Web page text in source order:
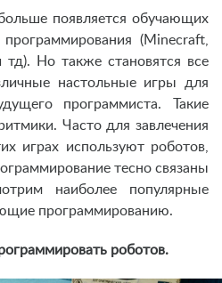
появляется обучающих
(Minecraft,
Но также становятся все
настольные игры для
программиста. Такие
Часто для завлечения
играх используют роботов,
тесно связаны
наиболее популярные
программированию.
роботов.